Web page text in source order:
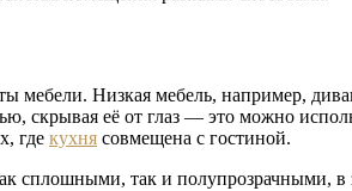
мебели. Низкая мебель, например,
скрывая её от глаз — это можно
где кухня совмещена с гостиной.
так и полупрозрачными, в